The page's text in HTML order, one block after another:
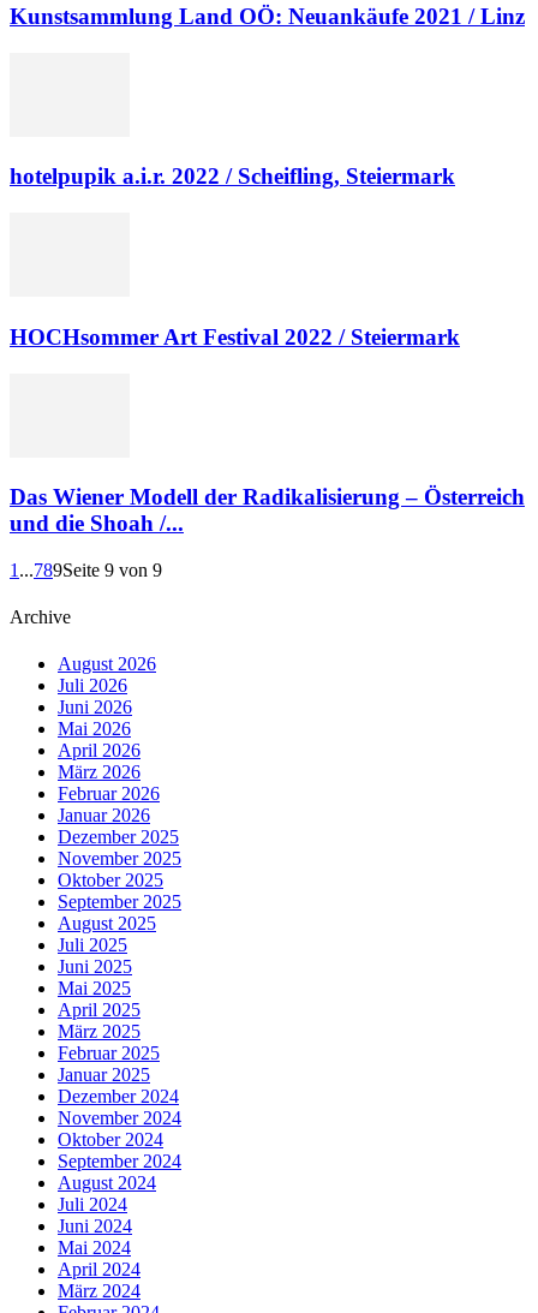
Kunstsammlung Land OÖ: Neuankäufe 2021 / Linz
hotelpupik a.i.r. 2022 / Scheifling, Steiermark
HOCHsommer Art Festival 2022 / Steiermark
Das Wiener Modell der Radikalisierung – Österreich
und die Shoah /...
1 ...789Seite 9 von 9
Archive
August 2026
Juli 2026
Juni 2026
Mai 2026
April 2026
März 2026
Februar 2026
Januar 2026
Dezember 2025
November 2025
Oktober 2025
September 2025
August 2025
Juli 2025
Juni 2025
Mai 2025
April 2025
März 2025
Februar 2025
Januar 2025
Dezember 2024
November 2024
Oktober 2024
September 2024
August 2024
Juli 2024
Juni 2024
Mai 2024
April 2024
März 2024